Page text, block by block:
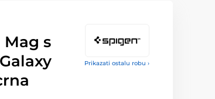
Prikazati ostalu robu ›
s